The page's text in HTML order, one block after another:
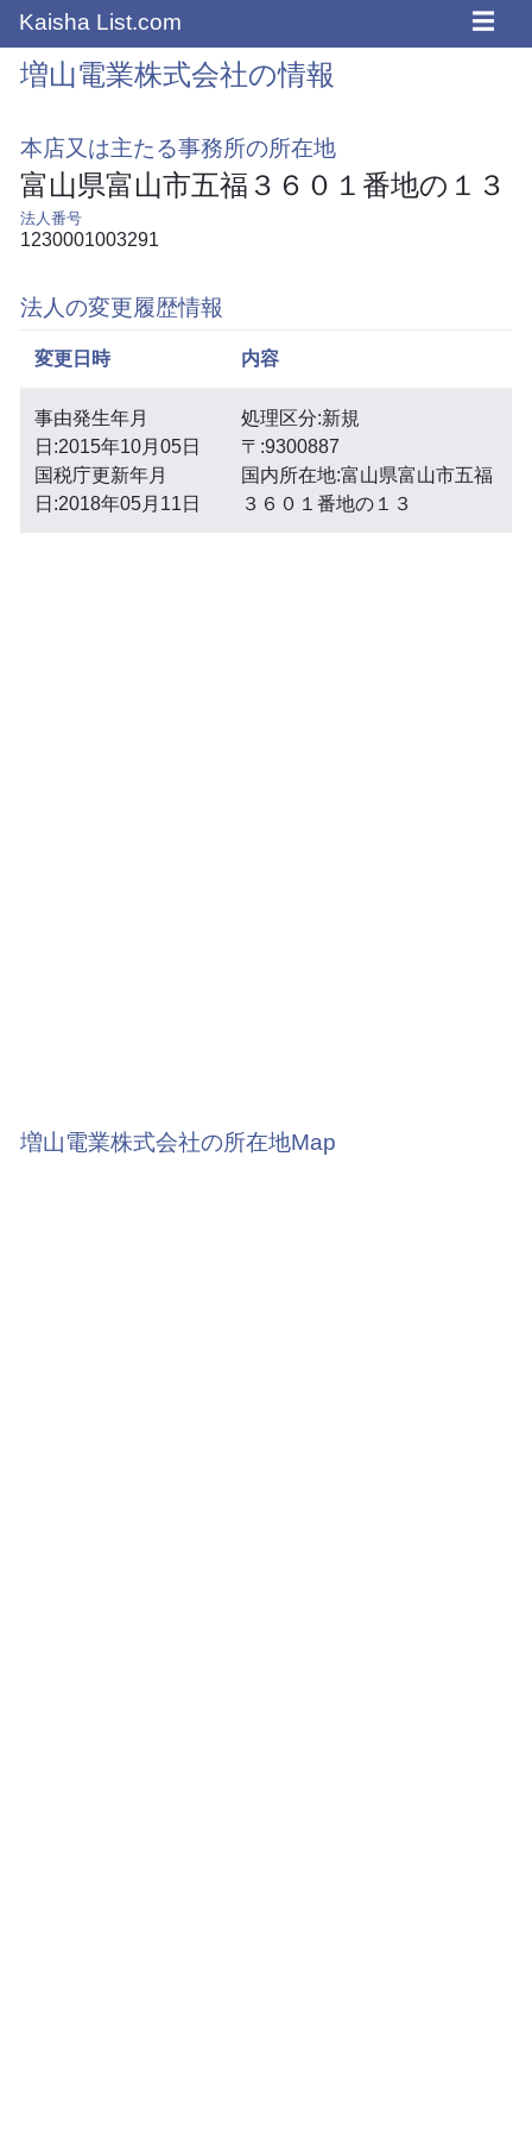
Kaisha List.com ☰
増山電業株式会社の情報
本店又は主たる事務所の所在地
富山県富山市五福３６０１番地の１３
法人番号
1230001003291
法人の変更履歴情報
変更日時 内容
事由発生年月
日:2015年10月05日
国税庁更新年月
日:2018年05月11日
処理区分:新規
〒:9300887
国内所在地:富山県富山市五福
３６０１番地の１３
増山電業株式会社の所在地Map